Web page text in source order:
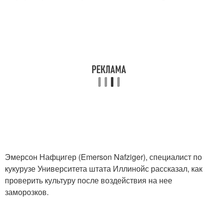
Эмерсон Нафцигер (Emerson Nafziger), специалист по
кукурузе Университета штата Иллинойс рассказал, как
проверить культуру после воздействия на нее
заморозков.